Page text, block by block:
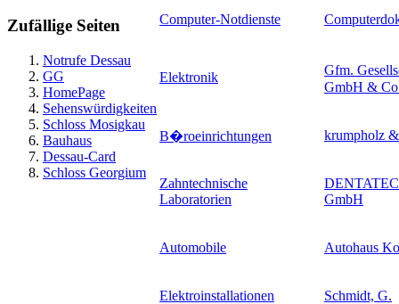
Zufällige Seiten
Notrufe Dessau
GG
HomePage
Sehenswürdigkeiten
Schloss Mosigkau
Bauhaus
Dessau-Card
Schloss Georgium
Computer-Notdienste
Elektronik
Gfm.
GmbH &
B�roeinrichtungen krumpholz
Zahntechnische
Laboratorien
GmbH
Automobile Autohaus
Elektroinstallationen Schmidt, G.